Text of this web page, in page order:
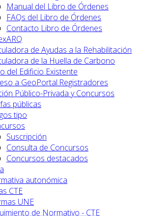
Manual del Libro de Órdenes
FAQs del Libro de Órdenes
Contacto Libro de Órdenes
de Ayudas a la Rehabilitación
de la Huella de Carbono
del Edificio Existente
a GeoPortal.Registradores
Público-Privada y Concursos
públicas
tipo
Suscripción
Consulta de Concursos
Concursos destacados
autonómica
CTE
UNE
de Normativo - CTE